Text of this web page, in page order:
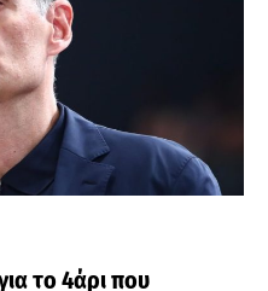
το 4άρι που